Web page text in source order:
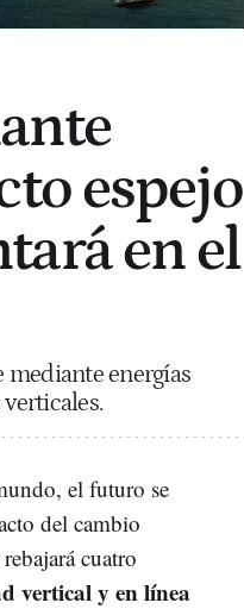
espejo
en el
mediante energías
el futuro se
del cambio
cuatro
vertical y en línea